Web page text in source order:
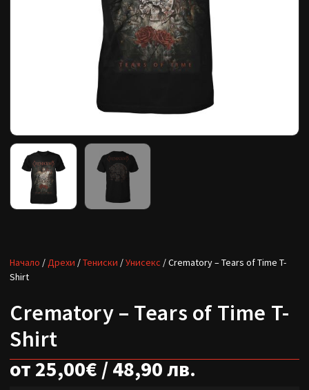
Начало /Дрехи /Тениски /Унисекс / Crematory – Tears of Time T-
Shirt
Crematory – Tears of Time T-
Shirt
от 25,00€ / 48,90 лв.